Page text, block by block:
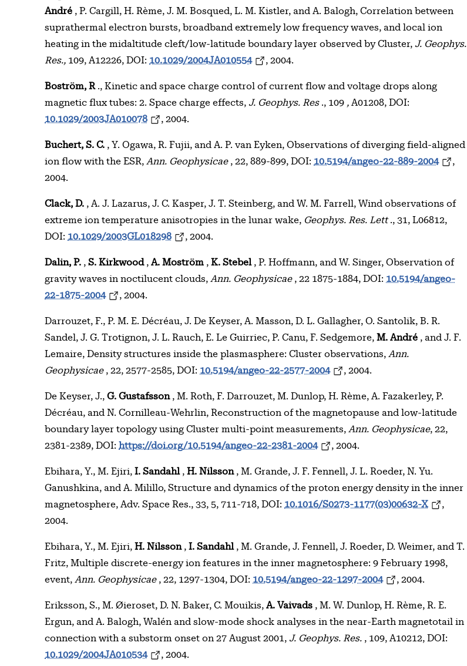
André , P. Cargill, H. Rème, J. M. Bosqued, L. M. Kistler, and A. Balogh, Correlation between
suprathermal electron bursts, broadband extremely low frequency waves, and local ion
heating in the midaltitude cleft/low-latitude boundary layer observed by Cluster, J. Geophys.
Res., 109, A12226, DOI: 10.1029/2004JA010554 , 2004.
Boström, R., Kinetic and space charge control of current flow and voltage drops along
magnetic flux tubes: 2. Space charge effects, J. Geophys. Res., 109 , A01208, DOI:
10.1029/2003JA010078
, 2004.
Buchert, S. C. , Y. Ogawa, R. Fujii, and A. P. van Eyken, Observations of diverging field-aligned
ion flow with the ESR, Ann. Geophysicae, 22, 889-899, DOI: 10.5194/angeo-22-889-2004
,
2004.
Clack, D. , A. J. Lazarus, J. C. Kasper, J. T. Steinberg, and W. M. Farrell, Wind observations of
extreme ion temperature anisotropies in the lunar wake, Geophys. Res. Lett., 31, L06812,
DOI: 10.1029/2003GL018298 , 2004.
Dalin, P. , S. Kirkwood, A. Moström , K. Stebel, P. Hoffmann, and W. Singer, Observation of
gravity waves in noctilucent clouds, Ann. Geophysicae, 22 1875-1884, DOI: 10.5194/angeo-
22-1875-2004
, 2004.
Darrouzet, F., P. M. E. Décréau, J. De Keyser, A. Masson, D. L. Gallagher, O. Santolik, B. R.
Sandel, J. G. Trotignon, J. L. Rauch, E. Le Guirriec, P. Canu, F. Sedgemore, M. André , and J. F.
Lemaire, Density structures inside the plasmasphere: Cluster observations, Ann.
Geophysicae, 22, 2577-2585, DOI: 10.5194/angeo-22-2577-2004 , 2004.
De Keyser, J., G. Gustafsson, M. Roth, F. Darrouzet, M. Dunlop, H. Rème, A. Fazakerley, P.
Décréau, and N. Cornilleau-Wehrlin, Reconstruction of the magnetopause and low-latitude
boundary layer topology using Cluster multi-point measurements, Ann. Geophysicae, 22,
2381-2389, DOI: https://doi.org/10.5194/angeo-22-2381-2004 , 2004.
Ebihara, Y., M. Ejiri, I. Sandahl, H. Nilsson, M. Grande, J. F. Fennell, J. L. Roeder, N. Yu.
Ganushkina, and A. Milillo, Structure and dynamics of the proton energy density in the inner
magnetosphere, Adv. Space Res., 33, 5, 711-718, DOI: 10.1016/S0273-1177(03)00632-X
,
2004.
Ebihara, Y., M. Ejiri, H. Nilsson, I. Sandahl, M. Grande, J. Fennell, J. Roeder, D. Weimer, and T.
Fritz, Multiple discrete-energy ion features in the inner magnetosphere: 9 February 1998,
event, Ann. Geophysicae, 22, 1297-1304, DOI: 10.5194/angeo-22-1297-2004 , 2004.
Eriksson, S., M. Øieroset, D. N. Baker, C. Mouikis, A. Vaivads , M. W. Dunlop, H. Rème, R. E.
Ergun, and A. Balogh, Walén and slow-mode shock analyses in the near-Earth magnetotail in
connection with a substorm onset on 27 August 2001, J. Geophys. Res. , 109, A10212, DOI:
10.1029/2004JA010534
, 2004.